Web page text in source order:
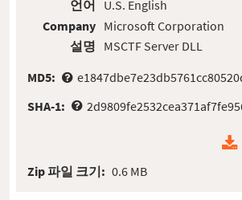
언어
Company
설명
U.S. English
Microsoft Corporation
MSCTF Server DLL
MD5:
SHA-1:
Zip 파일 크기: 0.6 MB